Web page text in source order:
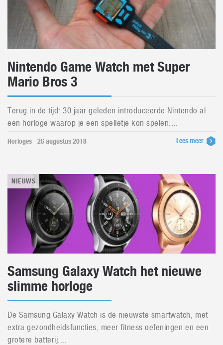
Nintendo Game Watch met Super
Mario Bros 3
Terug in de tijd: 30 jaar geleden introduceerde Nintendo al
een horloge waarop je een spelletje kon spelen....
Horloges - 26 augustus 2018 Lees meer
NIEUWS
Samsung Galaxy Watch het nieuwe
slimme horloge
De Samsung Galaxy Watch is de nieuwste smartwatch, met
extra gezondheidsfuncties, meer fitness oefeningen en een
grotere batterij....